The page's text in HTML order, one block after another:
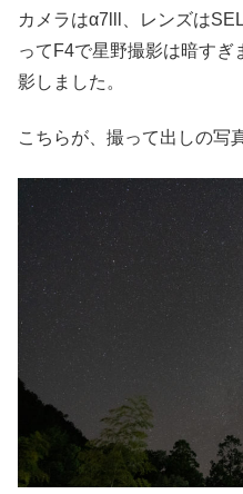
カメラはα7lll、レンズは
ってF4で星野撮影は暗すぎ
影しました。
こちらが、撮って出しの写